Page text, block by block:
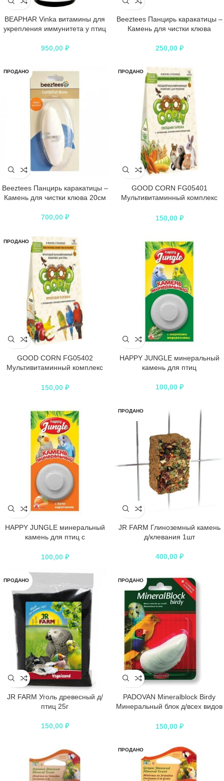
BEAPHAR Vinka витамины для
укрепления иммунитета у птиц
950,00 ₽
Beeztees Панцирь каракатицы –
Камень для чистки клюва
250,00 ₽
ПРОДАНО
Beeztees Панцирь каракатицы –
Камень для чистки клюва 20см
700,00 ₽
ПРОДАНО
GOOD CORN FG05401
Мультивитаминный комплекс
КОРЗИНА” 15 таб*5
150,00 ₽
ПРОДАНО
GOOD CORN FG05402
Мультивитаминный комплекс
ТАРЕЛКА” 15 таб*5
150,00 ₽
HAPPY JUNGLE минеральный
камень для птиц
100,00 ₽
HAPPY JUNGLE минеральный
камень для птиц с
100,00 ₽
ПРОДАНО
JR FARM Глиноземный камень
д/клевания 1шт
400,00 ₽
ПРОДАНО
JR FARM Уголь древесный д/
птиц 25г
150,00 ₽
ПРОДАНО
PADOVAN Mineralblock Birdy
Минеральный блок д/всех видов
150,00 ₽
ПРОДАНО